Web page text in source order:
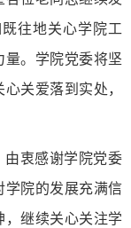
往地关心学院工
。学院党委将坚
关爱落到实处，
由衷感谢学院党委
学院的发展充满信
，继续关心关注学